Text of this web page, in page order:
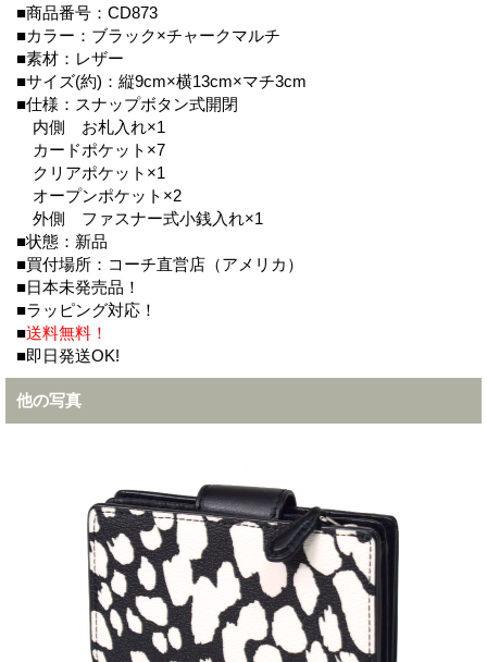
■商品番号：CD873
■カラー：ブラック×チャークマルチ
■素材：レザー
■サイズ(約)：縦9cm×横13cm×マチ3cm
■仕様：スナップボタン式開閉
内側 お札入れ×1
カードポケット×7
クリアポケット×1
オープンポケット×2
外側 ファスナー式小銭入れ×1
■状態：新品
■買付場所：コーチ直営店（アメリカ）
■日本未発売品！
■ラッピング対応！
■送料無料！
■即日発送OK!
他の写真